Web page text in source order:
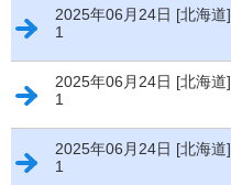
2025年06月24日 [北海道]
1
2025年06月24日 [北海道]
1
2025年06月24日 [北海道]
1